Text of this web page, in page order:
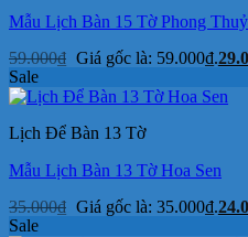
Mẫu Lịch Bàn 15 Tờ Phong
59.000₫ Giá gốc là: 59.000₫.
Sale
Lịch Để Bàn 13 Tờ
Mẫu Lịch Bàn 13 Tờ Hoa Sen
35.000₫ Giá gốc là: 35.000₫.
Sale